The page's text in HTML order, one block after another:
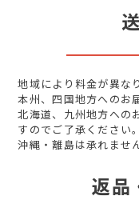
地域により料金が異な
本州、四国地方へのお
北海道、九州地方への
すのでご了承ください。
沖縄・離島は承れませ
返品